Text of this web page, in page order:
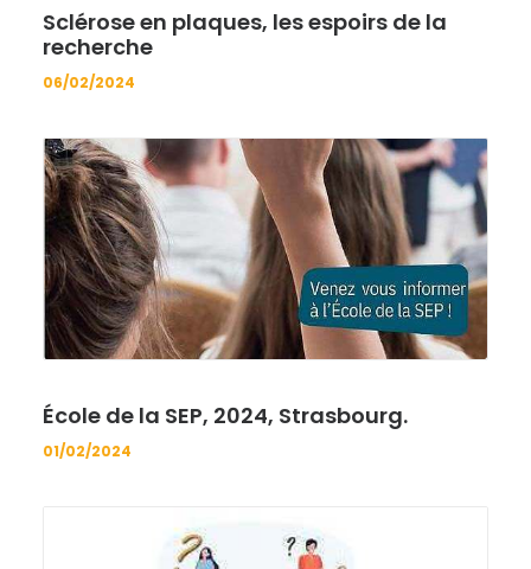
Sclérose en plaques, les espoirs de la
recherche
06/02/2024
École de la SEP, 2024, Strasbourg.
01/02/2024